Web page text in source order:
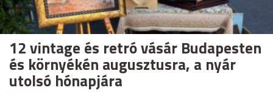
12 vintage és retró vásár Budapesten
és környékén augusztusra, a nyár
utolsó hónapjára